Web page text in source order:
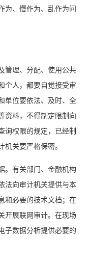
为、慢作为、乱作为问
管理、分配、使用公共
个人，都要自觉接受审
单位要依法、及时、全
资料，不得制定限制向
询权限的规定，已经制
机关要严格保密。
。有关部门、金融机构
法向审计机关提供与本
和必要的技术文档；在
开展联网审计。在现场
子数据分析提供必要的